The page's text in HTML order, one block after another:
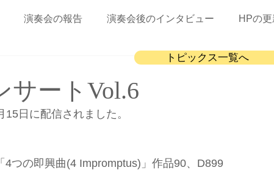
演奏会の報告 演奏会後のインタビュー HPの
配信コンサート
サートVol.6
日に配信されました。
つの即興曲(4 Impromptus)」作品90、D899
トピックス一覧へ